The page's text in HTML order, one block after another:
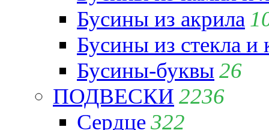
Бусины из акрила
Бусины из стекла и
Бусины-буквы 26
ПОДВЕСКИ 2236
Сердце322